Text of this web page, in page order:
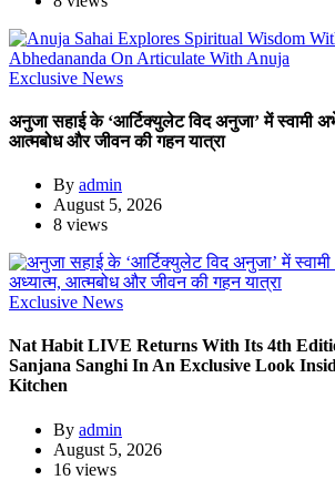
Exclusive News
अनुजा सहाई के ‘आर्टिक्युलेट विद अनुजा’ में स्वामी
आत्मबोध और जीवन की गहन यात्रा
By admin
August 5, 2026
8 views
Exclusive News
Nat Habit LIVE Returns With Its 4th
Sanjana Sanghi In An Exclusive Look
Kitchen
By admin
August 5, 2026
16 views